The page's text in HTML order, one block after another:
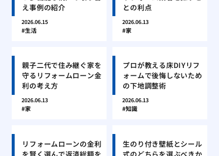
え事例の紹介
2026.06.15
生活
との利点
2026.06.13
家
親子二代で住み継ぐ家を
守るリフォームローン金
利の考え方
2026.06.13
家
プロが教える床DIYリフ
ォームで後悔しないため
の下地調整術
2026.06.13
知識
リフォームローンの金利
を賢く選んで返済総額を
生のり付き壁紙とシール
式のどちらを選ぶべきか